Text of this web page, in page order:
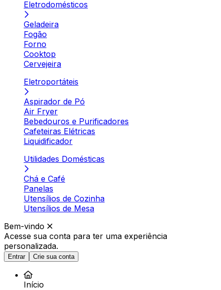
Eletrodomésticos
Geladeira
Fogão
Forno
Cooktop
Cervejeira
Eletroportáteis
Aspirador de Pó
Air Fryer
Bebedouros e Purificadores
Cafeteiras Elétricas
Liquidificador
Utilidades Domésticas
Chá e Café
Panelas
Utensílios de Cozinha
Utensílios de Mesa
Bem-vindo
Acesse sua conta para ter uma experiência
personalizada.
Entrar Crie sua conta
Início